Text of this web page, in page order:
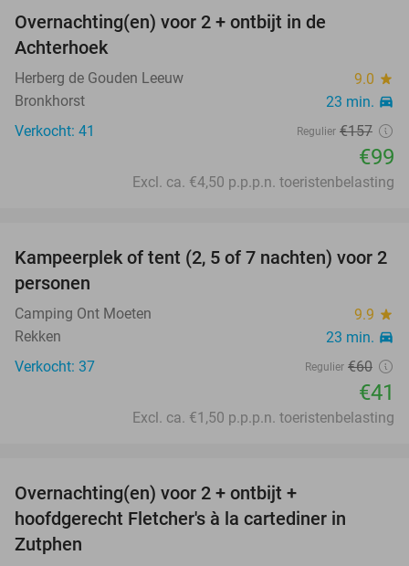
Overnachting(en) voor 2 + ontbijt in de
Achterhoek
Herberg de Gouden Leeuw 9.0 star
Bronkhorst 23 min. directions_car
Verkocht: 41 Regulier €157
€99
Excl. ca. €4,50 p.p.p.n. toeristenbelasting
32%
Kampeerplek of tent (2, 5 of 7 nachten) voor 2
personen
Camping Ont Moeten 9.9 star
Rekken 23 min. directions_car
Verkocht: 37 Regulier €60
€41
Excl. ca. €1,50 p.p.p.n. toeristenbelasting
Overnachting(en) voor 2 + ontbijt +
hoofdgerecht Fletcher's à la cartediner in
Zutphen